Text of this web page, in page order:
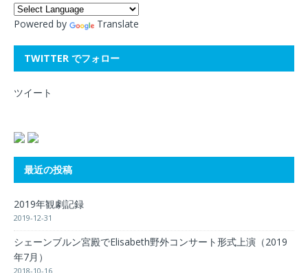
Powered by Translate
TWITTER でフォロー
ツイート
最近の投稿
2019年観劇記録
2019-12-31
シェーンブルン宮殿でElisabeth野外コンサート形式上演（2019
年7月）
2018-10-16